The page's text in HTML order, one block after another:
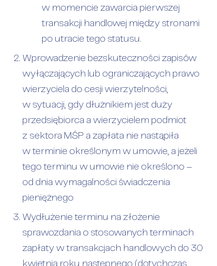
w momencie zawarcia pierwszej
transakcji handlowej między stronami
po utracie tego statusu.
Wprowadzenie bezskuteczności zapisów
wyłączających lub ograniczających prawo
wierzyciela do cesji wierzytelności,
w sytuacji, gdy dłużnikiem jest duży
przedsiębiorca a wierzycielem podmiot
z sektora MŚP a zapłata nie nastąpiła
w terminie określonym w umowie, a jeżeli
tego terminu w umowie nie określono –
od dnia wymagalności świadczenia
pieniężnego
Wydłużenie terminu na złożenie
sprawozdania o stosowanych terminach
zapłaty w transakcjach handlowych do 30
kwietnia roku następnego (dotychczas